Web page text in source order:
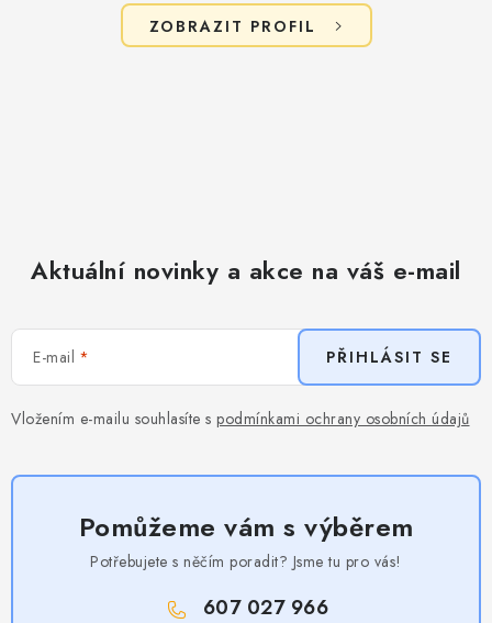
ZOBRAZIT PROFIL
Aktuální novinky a akce na váš e-mail
E-mail
Vložením e-mailu souhlasíte s podmínkami ochrany osobních údajů
PŘIHLÁSIT SE
Pomůžeme vám s výběrem
Potřebujete s něčím poradit? Jsme tu pro vás!
607 027 966